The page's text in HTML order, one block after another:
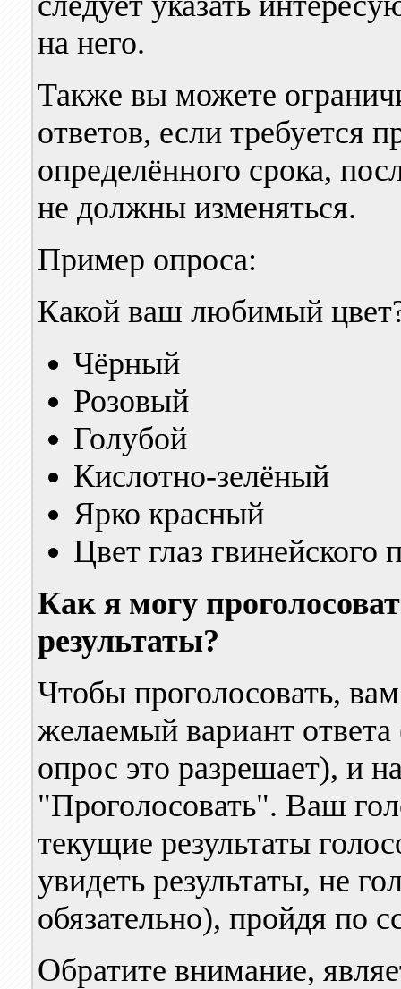
на него.
Также вы можете
ответов, если требуется
определённого срока,
не должны изменяться.
Пример опроса:
Какой ваш любимый
Чёрный
Розовый
Голубой
Кислотно-зелёный
Ярко красный
Цвет глаз
Как я могу
результаты?
Чтобы проголосовать,
желаемый вариант ответа
опрос это разрешает), и
"Проголосовать". Ваш
текущие результаты
увидеть результаты, не
обязательно), пройдя по
Обратите внимание,